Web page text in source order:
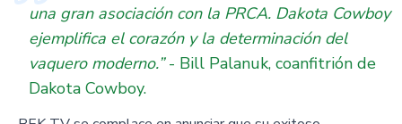
una gran asociación con la PRCA. Dakota Cowboy
ejemplifica el corazón y la determinación del
vaquero moderno.”- Bill Palanuk, coanfitrión de
Dakota Cowboy.